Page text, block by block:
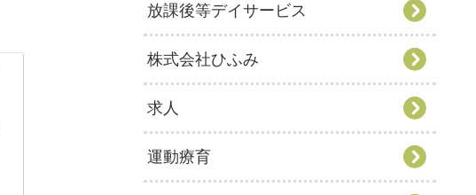
放課後等デイサービス
株式会社ひふみ
求人
運動療育